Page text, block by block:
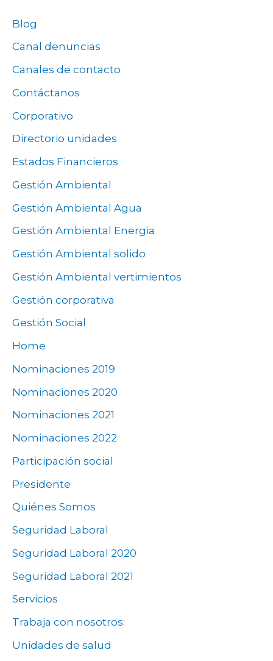
Blog
Canal denuncias
Canales de contacto
Contáctanos
Corporativo
Directorio unidades
Estados Financieros
Gestión Ambiental
Gestión Ambiental Agua
Gestión Ambiental Energia
Gestión Ambiental solido
Gestión Ambiental vertimientos
Gestión corporativa
Gestión Social
Home
Nominaciones 2019
Nominaciones 2020
Nominaciones 2021
Nominaciones 2022
Participación social
Presidente
Quiénes Somos
Seguridad Laboral
Seguridad Laboral 2020
Seguridad Laboral 2021
Servicios
Trabaja con nosotros:
Unidades de salud